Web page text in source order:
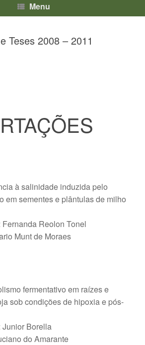
Menu
Teses 2008 – 2011
à salinidade induzida pelo
em sementes e plântulas de milho
Fernanda Reolon Tonel
Munt de Moraes
fermentativo em raízes e
sob condições de hipoxia e pós-
Junior Borella
do Amarante